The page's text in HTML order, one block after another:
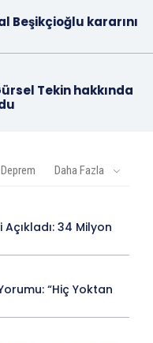
Beşikçioğlu kararını
Tekin hakkında
Deprem Daha Fazla
34 Milyon
“Hiç Yoktan